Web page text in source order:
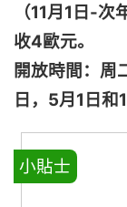
（11月1日-
收4歐元。
開放時間：周
日，5月1日和
小貼士